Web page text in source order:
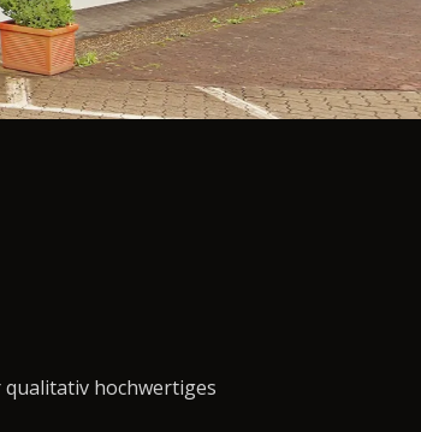
qualitativ hochwertiges